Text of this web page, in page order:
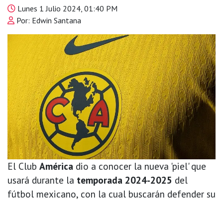
Lunes 1 Julio 2024, 01:40 PM
Por: Edwin Santana
El Club América dio a conocer la nueva 'piel' que
usará durante la temporada 2024-2025 del
fútbol mexicano, con la cual buscarán defender su